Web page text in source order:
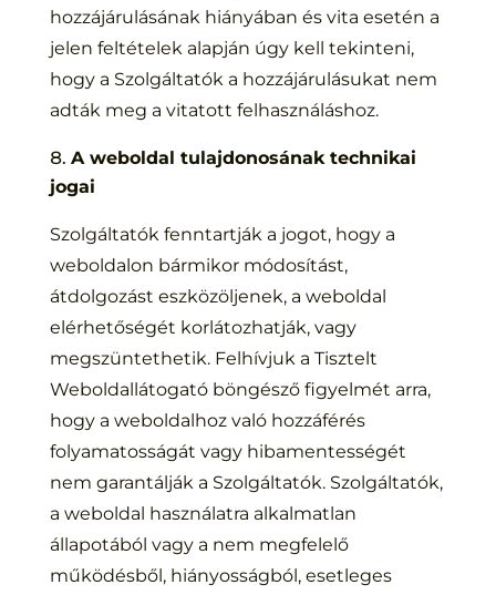
hozzájárulásának hiányában és vita esetén a
jelen feltételek alapján úgy kell tekinteni,
hogy a Szolgáltatók a hozzájárulásukat nem
adták meg a vitatott felhasználáshoz.
A weboldal tulajdonosának technikai
jogai
Szolgáltatók fenntartják a jogot, hogy a
weboldalon bármikor módosítást,
átdolgozást eszközöljenek, a weboldal
elérhetőségét korlátozhatják, vagy
megszüntethetik. Felhívjuk a Tisztelt
Weboldallátogató böngésző figyelmét arra,
hogy a weboldalhoz való hozzáférés
folyamatosságát vagy hibamentességét
nem garantálják a Szolgáltatók. Szolgáltatók,
a weboldal használatra alkalmatlan
állapotából vagy a nem megfelelő
működésből, hiányosságból, esetleges